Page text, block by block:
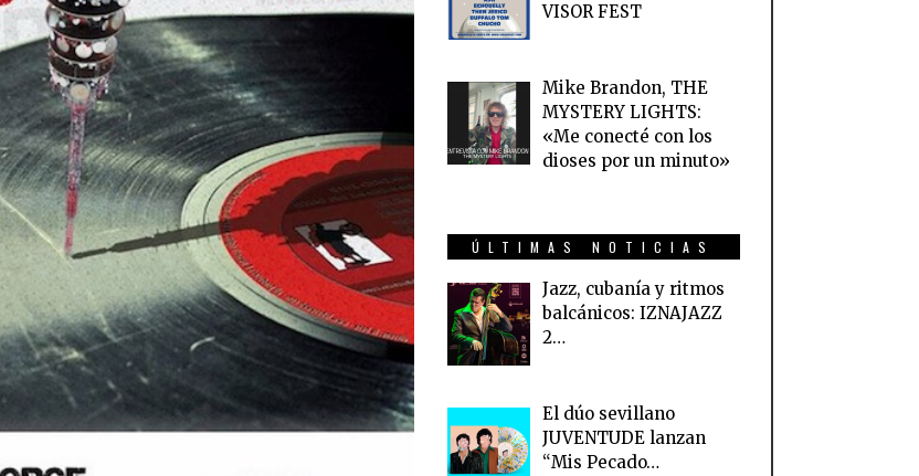
VISOR FEST
Mike Brandon, THE
MYSTERY LIGHTS:
«Me conecté con los
dioses por un minuto»
ÚLTIMAS NOTICIAS
Jazz, cubanía y ritmos
balcánicos: IZNAJAZZ
2…
El dúo sevillano
JUVENTUDE lanzan
“Mis Pecado…